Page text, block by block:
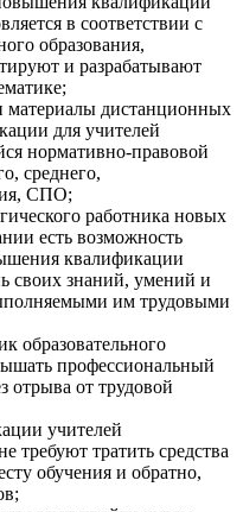
в соответствии с
образования,
и разрабатывают
материалы дистанционных
для учителей
нормативно-правовой
среднего,
СПО;
работника новых
есть возможность
квалификации
своих знаний, умений и
им трудовыми
образовательного
профессиональный
отрыва от трудовой
учителей
требуют тратить средства
обучения и обратно,